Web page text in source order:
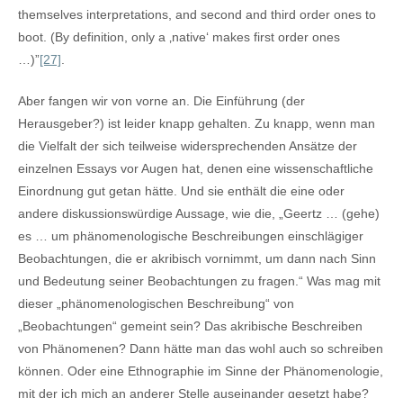
themselves interpretations, and second and third order ones to
boot. (By definition, only a ‚native‘ makes first order ones
…)”[27]
Aber fangen wir von vorne an. Die Einführung (der
Herausgeber?) ist leider knapp gehalten. Zu knapp, wenn man
die Vielfalt der sich teilweise widersprechenden Ansätze der
einzelnen Essays vor Augen hat, denen eine wissenschaftliche
Einordnung gut getan hätte. Und sie enthält die eine oder
andere diskussionswürdige Aussage, wie die, „Geertz … (gehe)
es … um phänomenologische Beschreibungen einschlägiger
Beobachtungen, die er akribisch vornimmt, um dann nach Sinn
und Bedeutung seiner Beobachtungen zu fragen.“ Was mag mit
dieser „phänomenologischen Beschreibung“ von
„Beobachtungen“ gemeint sein? Das akribische Beschreiben
von Phänomenen? Dann hätte man das wohl auch so schreiben
können. Oder eine Ethnographie im Sinne der Phänomenologie,
mit der ich mich an anderer Stelle auseinander gesetzt habe?